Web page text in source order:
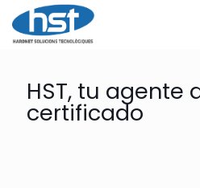
HST, tu agente
certificado